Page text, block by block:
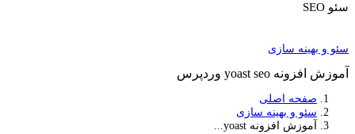
سئو SEO
سئو و بهینه سازی
آموزش افزونه yoast seo وردپرس
صفحه اصلی
سئو و بهینه سازی
آموزش افزونه yoast...